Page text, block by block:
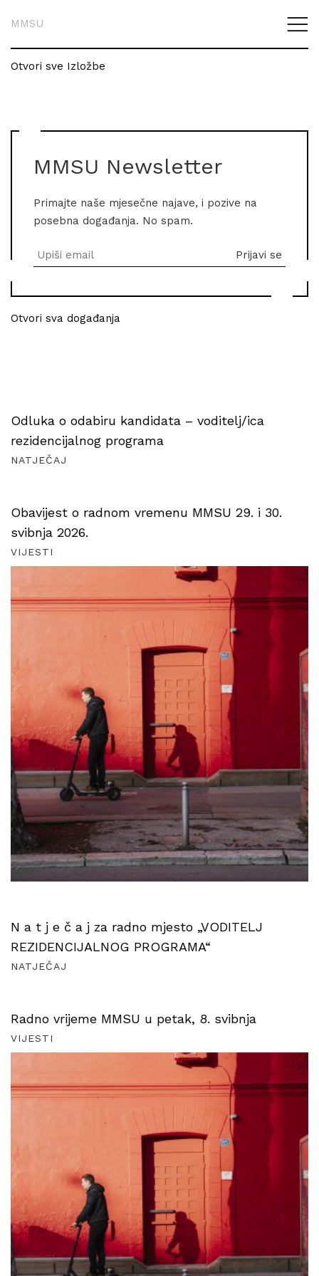
MMSU
Otvori sve Izložbe
MMSU Newsletter
Primajte naše mjesečne najave, i pozive na
posebna događanja. No spam.
Otvori sva događanja
Odluka o odabiru kandidata – voditelj/ica
rezidencijalnog programa
NATJEČAJ
Obavijest o radnom vremenu MMSU 29. i 30.
svibnja 2026.
VIJESTI
N a t j e č a j za radno mjesto „VODITELJ
REZIDENCIJALNOG PROGRAMA“
NATJEČAJ
Radno vrijeme MMSU u petak, 8. svibnja
VIJESTI